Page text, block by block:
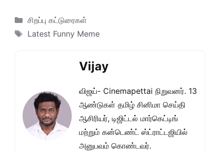
Categories
சிறப்பு கட்டுரைகள்
Tags
Latest Funny Meme
Vijay
விஜய்- Cinemapettai நிறுவனர். 13
ஆண்டுகள் தமிழ் சினிமா செய்தி
ஆசிரியர், டிஜிட்டல் மார்கெட்டிங்
மற்றும் கன்டெண்ட் ஸ்ட்ராட்டஜியில்
அனுபவம் கொண்டவர்.